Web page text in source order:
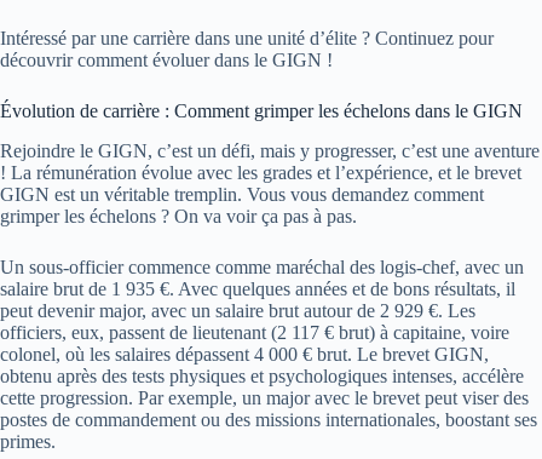
Intéressé par une carrière dans une unité d’élite ? Continuez pour
découvrir comment évoluer dans le GIGN !
Évolution de carrière : Comment grimper les échelons dans le GIGN
Rejoindre le GIGN, c’est un défi, mais y progresser, c’est une aventure
! La rémunération évolue avec les grades et l’expérience, et le brevet
GIGN est un véritable tremplin. Vous vous demandez comment
grimper les échelons ? On va voir ça pas à pas.
Un sous-officier commence comme maréchal des logis-chef, avec un
salaire brut de 1 935 €. Avec quelques années et de bons résultats, il
peut devenir major, avec un salaire brut autour de 2 929 €. Les
officiers, eux, passent de lieutenant (2 117 € brut) à capitaine, voire
colonel, où les salaires dépassent 4 000 € brut. Le brevet GIGN,
obtenu après des tests physiques et psychologiques intenses, accélère
cette progression. Par exemple, un major avec le brevet peut viser des
postes de commandement ou des missions internationales, boostant ses
primes.